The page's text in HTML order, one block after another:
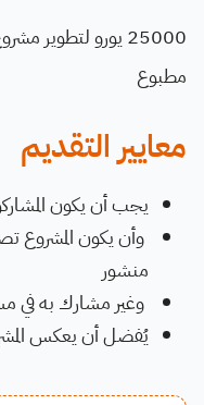
25000 يورو
مطبوع
معايير التقديم
يجب أن يكون
وأن يكون المشروع
منشور
وغير مشارك به في
يُفضل أن يعكس